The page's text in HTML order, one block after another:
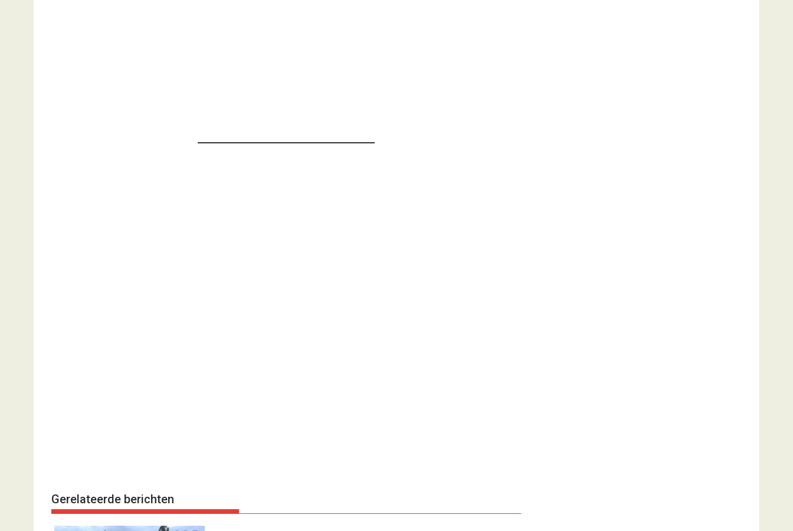
Gerelateerde berichten